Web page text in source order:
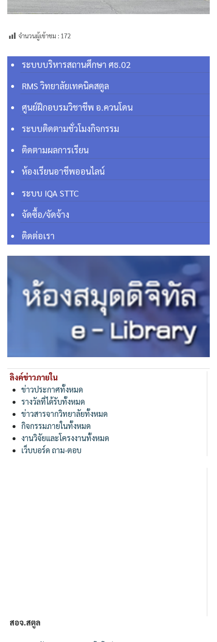
จำนวนผู้เข้าชม : 172
ระบบบริหารสถานศึกษา ศธ.02
RMS วิทยาลัยเทคนิคสตูล
ศูนย์ฝึกอบรมวิชาชีพ อ.ควนโดน
ระบบติดตามชั่วโมงกิจกรรม
ติดตามผลการเรียน
ห้องเรียนอาชีพออนไลน์
ระบบ IQA STTC
จัดซื้อ/จัดจ้าง
ติดต่อเรา
ลิงค์ข่าวภายใน
ข่าวประกาศทั้งหมด
รางวัลที่ได้รับทั้งหมด
ข่าวสารจากวิทยาลัยทั้งหมด
กิจกรรมภายในทั้งหมด
งานวิจัยและโครงงานทั้งหมด
เว็บบอร์ด ถาม-ตอบ
สอจ.สตูล